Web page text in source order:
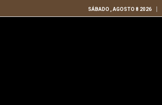
SÁBADO , AGOSTO 8 2026